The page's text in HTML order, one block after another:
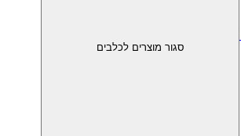
סגור מוצרים לכלבים